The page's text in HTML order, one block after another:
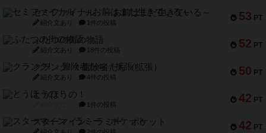
53 PT
セミファイナル ～お前はまだ生きている～
紹介文あり 1件の投稿
52 PT
ふたつの街の物語
紹介文あり 18件の投稿
50 PT
クランク! ：冒険者たち（拡張）
紹介文あり 4件の投稿
42 PT
とうほうの！
1件の投稿
42 PT
スターマイン・ラミー ポケット